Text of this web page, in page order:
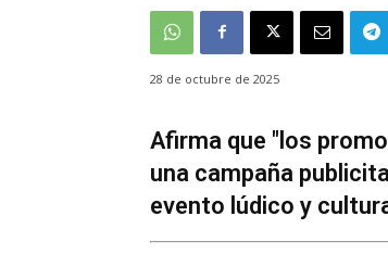
28 de octubre de 2025
Afirma que "los
una campaña
evento lúdico y